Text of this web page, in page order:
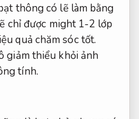
thông có lẽ làm bằng
chỉ được might 1-2 lớp
quả chăm sóc tốt.
giảm thiểu khỏi ảnh
tính.